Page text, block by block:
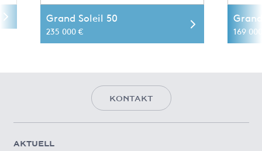
Grand Soleil 50
235 000 € 169
KONTAKT
AKTUELL